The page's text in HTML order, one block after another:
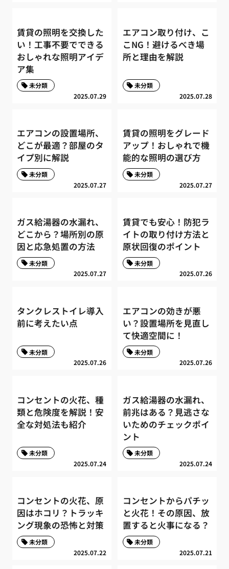
賃貸の照明を交換した
い！工事不要でできる
おしゃれな照明アイデ
ア集
2025.07.29
未分類
エアコン取り付け、こ
こNG！避けるべき場
所と理由を解説
2025.07.28
未分類
エアコンの設置場所、
どこが最適？部屋のタ
イプ別に解説
2025.07.27
未分類
賃貸の照明をグレード
アップ！おしゃれで機
能的な照明の選び方
2025.07.27
未分類
ガス給湯器の水漏れ、
どこから？場所別の原
因と応急処置の方法
2025.07.27
未分類
賃貸でも安心！防犯ラ
イトの取り付け方法と
原状回復のポイント
2025.07.26
未分類
タンクレストイレ導入
前に考えたい点
2025.07.26
未分類
エアコンの効きが悪
い？設置場所を見直し
て快適空間に！
2025.07.26
未分類
コンセントの火花、種
類と危険度を解説！安
全な対処法も紹介
2025.07.24
未分類
ガス給湯器の水漏れ、
前兆はある？見逃さな
いためのチェックポイ
ント
2025.07.24
未分類
コンセントの火花、原
因はホコリ？トラッキ
ング現象の恐怖と対策
2025.07.22
未分類
コンセントからパチッ
と火花！その原因、放
置すると火事になる？
2025.07.21
未分類